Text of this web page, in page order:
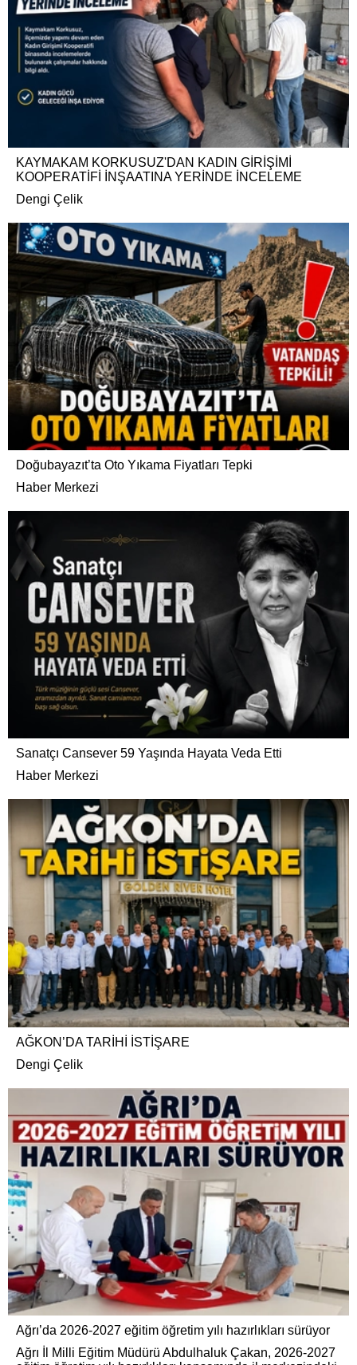
KAYMAKAM KORKUSUZ'DAN KADIN GİRİŞİMİ
KOOPERATİFİ İNŞAATINA YERİNDE İNCELEME
Dengi Çelik
Doğubayazıt’ta Oto Yıkama Fiyatları Tepki
Haber Merkezi
Sanatçı Cansever 59 Yaşında Hayata Veda Etti
Haber Merkezi
AĞKON’DA TARİHİ İSTİŞARE
Dengi Çelik
Ağrı’da 2026-2027 eğitim öğretim yılı hazırlıkları sürüyor
Ağrı İl Milli Eğitim Müdürü Abdulhaluk Çakan, 2026-2027